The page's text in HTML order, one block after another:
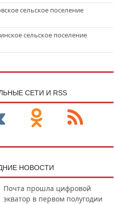
сельское поселение
сельское поселение
СЕТИ И RSS
НОВОСТИ
Почта прошла цифровой
экватор в первом полугодии